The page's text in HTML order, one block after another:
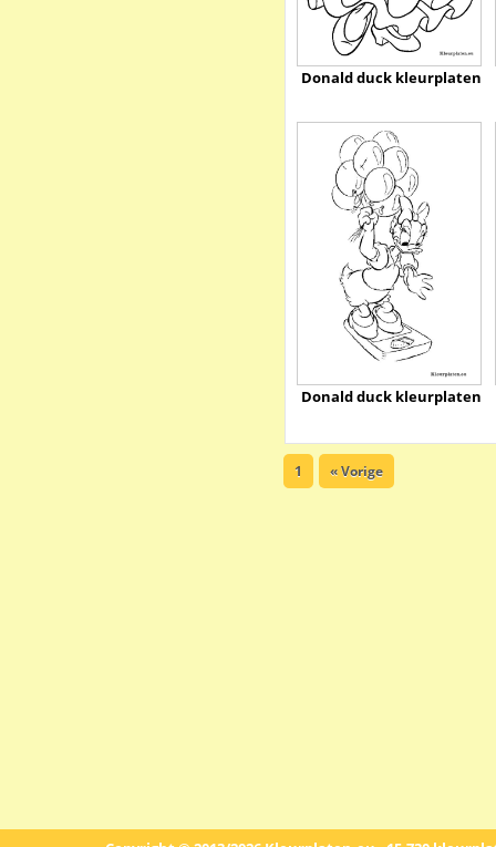
Donald duck kleurplaten
Donald duck kleurplaten
1 « Vorige